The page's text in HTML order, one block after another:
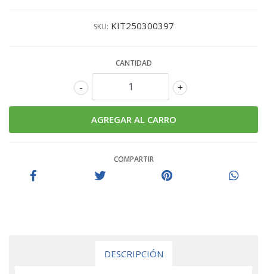
SKU: KIT250300397
CANTIDAD
+
-
COMPARTIR
DESCRIPCIÓN